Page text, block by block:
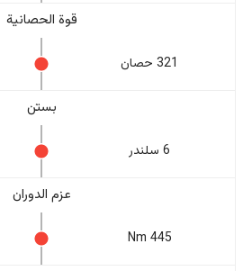
قوة الحصانية
321 حصان
بستن
6 سلندر
عزم الدوران
445 Nm